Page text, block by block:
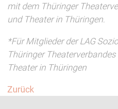
mit dem Thüringer
und Theater in Thüringen.
*Für Mitglieder der LAG
Thüringer Theaterverbandes
Theater in Thüringen
Zurück